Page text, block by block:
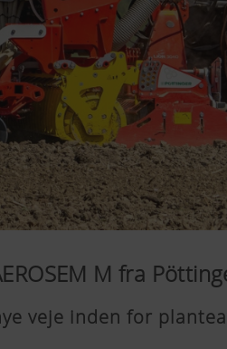
M fra
veje inden for